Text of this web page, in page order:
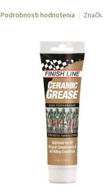
Podrobnosti hodnotenia